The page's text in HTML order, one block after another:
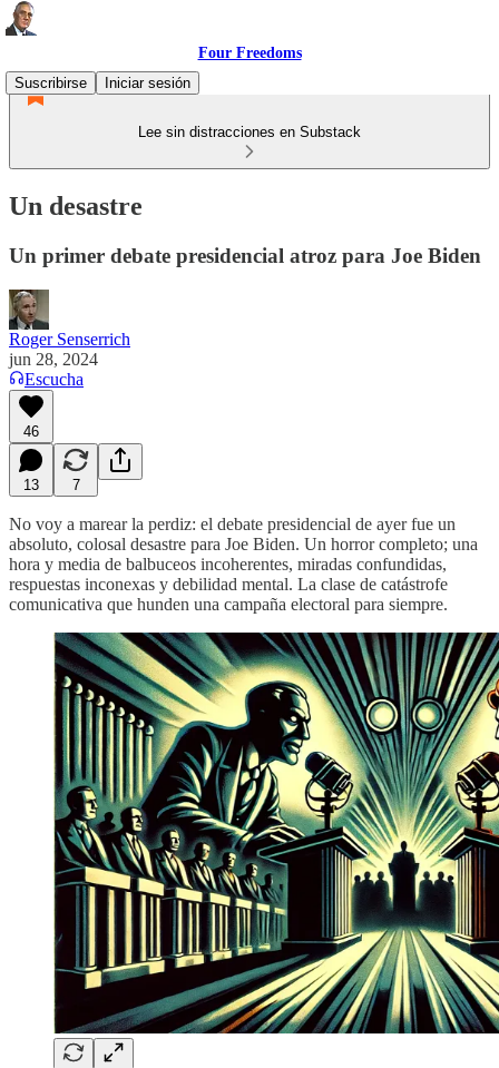
Four Freedoms
Suscribirse
Iniciar sesión
Lee sin distracciones en Substack
Un desastre
Un primer debate presidencial atroz para Joe Biden
Roger Senserrich
jun 28, 2024
Escucha
46
13 7
No voy a marear la perdiz: el debate presidencial de ayer fue un
absoluto, colosal desastre para Joe Biden. Un horror completo; una
hora y media de balbuceos incoherentes, miradas confundidas,
respuestas inconexas y debilidad mental. La clase de catástrofe
comunicativa que hunden una campaña electoral para siempre.